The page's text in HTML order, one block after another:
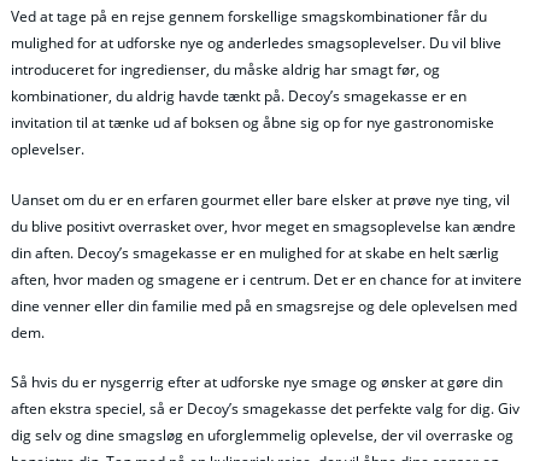
Ved at tage på en rejse gennem forskellige smagskombinationer får du
mulighed for at udforske nye og anderledes smagsoplevelser. Du vil blive
introduceret for ingredienser, du måske aldrig har smagt før, og
kombinationer, du aldrig havde tænkt på. Decoy’s smagekasse er en
invitation til at tænke ud af boksen og åbne sig op for nye gastronomiske
oplevelser.
Uanset om du er en erfaren gourmet eller bare elsker at prøve nye ting, vil
du blive positivt overrasket over, hvor meget en smagsoplevelse kan ændre
din aften. Decoy’s smagekasse er en mulighed for at skabe en helt særlig
aften, hvor maden og smagene er i centrum. Det er en chance for at invitere
dine venner eller din familie med på en smagsrejse og dele oplevelsen med
dem.
Så hvis du er nysgerrig efter at udforske nye smage og ønsker at gøre din
aften ekstra speciel, så er Decoy’s smagekasse det perfekte valg for dig. Giv
dig selv og dine smagsløg en uforglemmelig oplevelse, der vil overraske og